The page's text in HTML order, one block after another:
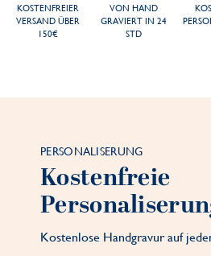
KOSTENFREIER
VERSAND ÜBER
150€
VON HAND
GRAVIERT IN 24
STD
PERSONALISERUNG
Kostenfreie
Kostenlose Handgravur auf